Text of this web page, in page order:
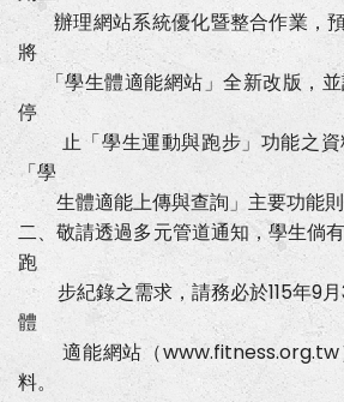
上
傳
與
查
詢
能
訂
115
年
9
日
起
止
服
務
辦理網站系統優化暨整合作業，預
將
「學生體適能網站」全新改版，並
停
止「學生運動與跑步」功能之資
「學
生體適能上傳與查詢」主要功能則
二、敬請透過多元管道通知，學生倘
跑
步紀錄之需求，請務必於115年9月
體
適能網站（www.fitness.org.tw
料。